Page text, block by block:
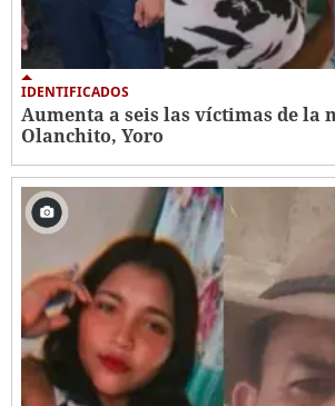
IDENTIFICADOS
Aumenta a seis las víctimas de la
Olanchito, Yoro